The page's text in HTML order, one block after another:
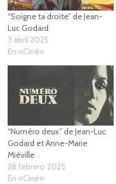
“Soigne ta droite” de Jean-
Luc Godard
3 abril 2025
En «Ciné»
“Numéro deux” de Jean-Luc
Godard et Anne-Marie
Miéville
28 febrero 2025
En «Ciné»